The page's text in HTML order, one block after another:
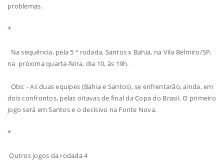
problemas.
*
Na sequência, pela 5 ª rodada, Santos x Bahia, na Vila Belmiro/SP,
na próxima quarta-feira, dia 10, às 19h.
Obs: - As duas equipes (Bahia e Santos), se enfrentarão, ainda, em
dois confrontos, pelas oitavas de final da Copa do Brasil. O primeiro
jogo será em Santos e o decisivo na Fonte Nova.
*
Outros jogos da rodada 4